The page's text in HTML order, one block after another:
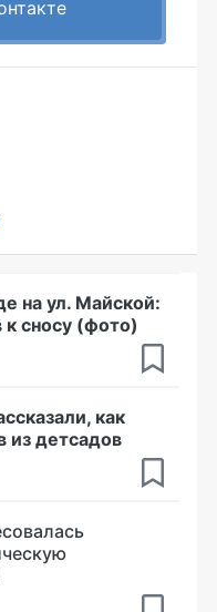
на ул. Майской:
к сносу (фото)
как
из детсадов